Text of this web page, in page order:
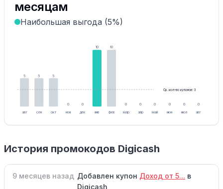
месяцам
Наибольшая выгода (5%)
5
авг
5
сен
5
окт
0
ноя
0
дек
10
янв
10
фев
0
мар
0
апр
0
май
0
июн
0
июл
0
авг
Ср. кол-во купонов: 3
История промокодов Digicash
9 месяцев назад Добавлен купон Доход от 5... в
Digicash